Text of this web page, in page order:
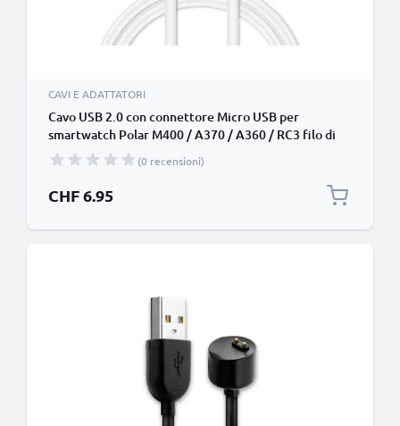
CAVI E ADATTATORI
Cavo USB 2.0 con connettore Micro USB per
smartwatch Polar M400 / A370 / A360 / RC3 filo di
1m cavetto dati & ricarica 1A in bianco PVC, per
bracciale fitenss
(0 recensioni)
CHF 6.95